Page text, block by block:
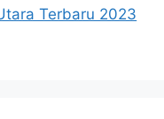
Terbaru 2023